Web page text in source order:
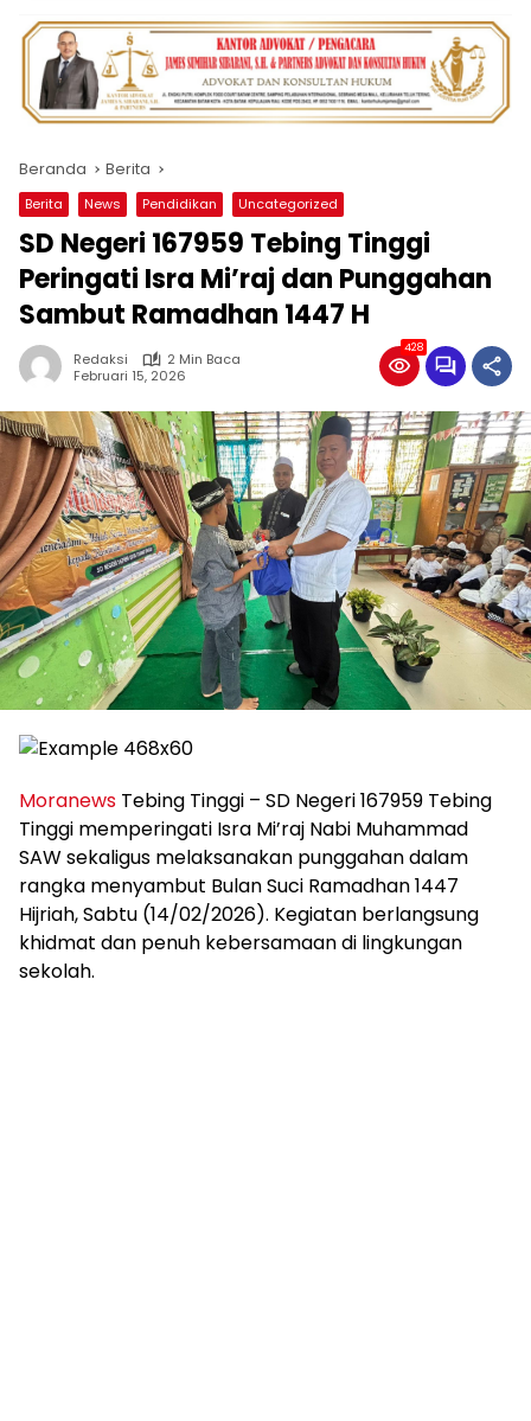
Beranda Berita
Berita News Pendidikan Uncategorized
SD Negeri 167959 Tebing Tinggi
Peringati Isra Mi’raj dan Punggahan
Sambut Ramadhan 1447 H
Redaksi
2 Min Baca
Februari 15, 2026
428
‎Moranews Tebing Tinggi – SD Negeri 167959 Tebing
Tinggi memperingati Isra Mi’raj Nabi Muhammad
SAW sekaligus melaksanakan punggahan dalam
rangka menyambut Bulan Suci Ramadhan 1447
Hijriah, Sabtu (14/02/2026). Kegiatan berlangsung
khidmat dan penuh kebersamaan di lingkungan
sekolah.